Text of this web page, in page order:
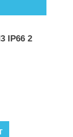
IP66 2